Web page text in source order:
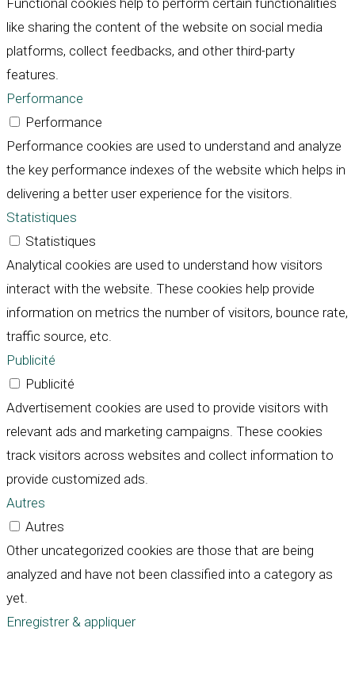
Functional cookies help to perform certain functionalities
like sharing the content of the website on social media
platforms, collect feedbacks, and other third-party
features.
Performance
Performance
Performance cookies are used to understand and analyze
the key performance indexes of the website which helps in
delivering a better user experience for the visitors.
Statistiques
Statistiques
Analytical cookies are used to understand how visitors
interact with the website. These cookies help provide
information on metrics the number of visitors, bounce rate,
traffic source, etc.
Publicité
Publicité
Advertisement cookies are used to provide visitors with
relevant ads and marketing campaigns. These cookies
track visitors across websites and collect information to
provide customized ads.
Autres
Autres
Other uncategorized cookies are those that are being
analyzed and have not been classified into a category as
yet.
Enregistrer & appliquer